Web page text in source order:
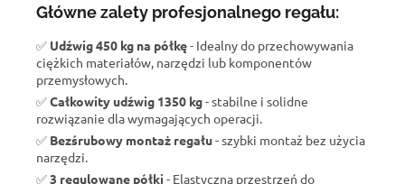
Główne zalety profesjonalnego regału:
✅ Udźwig 450 kg na półkę- Idealny do przechowywania
ciężkich materiałów, narzędzi lub komponentów
przemysłowych.
✅Całkowity udźwig 1350 kg- stabilne i solidne
rozwiązanie dla wymagających operacji.
✅ Bezśrubowy montaż regału- szybki montaż bez użycia
narzędzi.
✅3 regulowane półki - Elastyczna przestrzeń do